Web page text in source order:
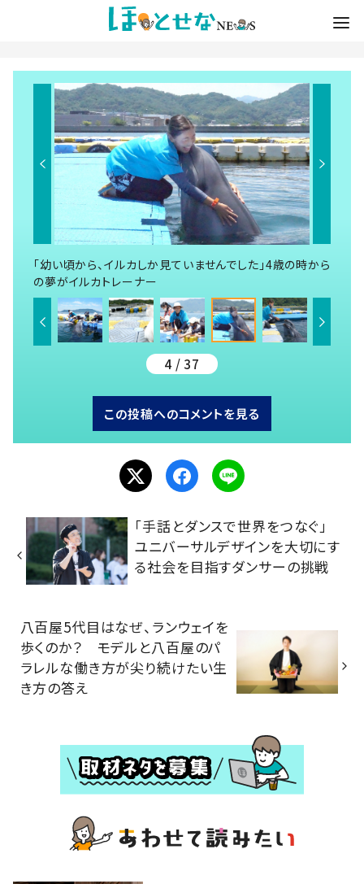
「幼い頃から、イルカしか見ていませんでした」4歳の時から
の夢がイルカトレーナー
4 / 37
この投稿へのコメントを見る
「手話とダンスで世界をつなぐ」
ユニバーサルデザインを大切にす
る社会を目指すダンサーの挑戦
八百屋5代目はなぜ、ランウェイを
歩くのか？ モデルと八百屋のパ
ラレルな働き方が尖り続けたい生
き方の答え